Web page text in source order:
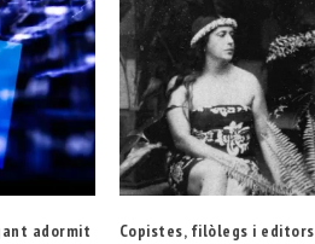
adormit Copistes, filòlegs i editors